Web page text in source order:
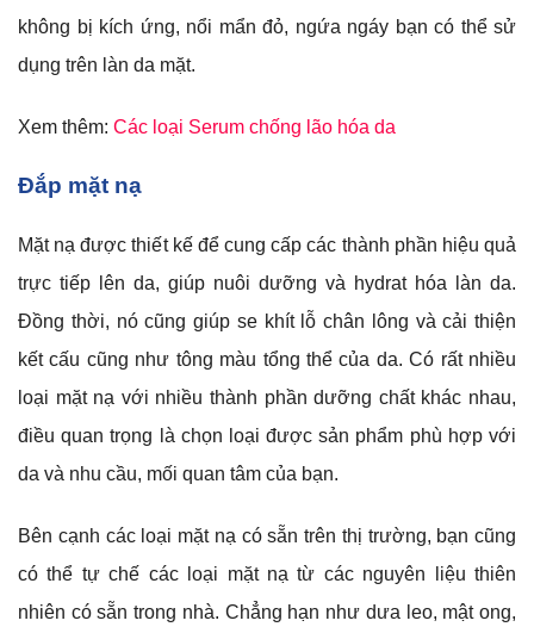
không bị kích ứng, nổi mẩn đỏ, ngứa ngáy bạn có thể sử
dụng trên làn da mặt.
Xem thêm: Các loại Serum chống lão hóa da
Đắp mặt nạ
Mặt nạ được thiết kế để cung cấp các thành phần hiệu quả
trực tiếp lên da, giúp nuôi dưỡng và hydrat hóa làn da.
Đồng thời, nó cũng giúp se khít lỗ chân lông và cải thiện
kết cấu cũng như tông màu tổng thể của da. Có rất nhiều
loại mặt nạ với nhiều thành phần dưỡng chất khác nhau,
điều quan trọng là chọn loại được sản phẩm phù hợp với
da và nhu cầu, mối quan tâm của bạn.
Bên cạnh các loại mặt nạ có sẵn trên thị trường, bạn cũng
có thể tự chế các loại mặt nạ từ các nguyên liệu thiên
nhiên có sẵn trong nhà. Chẳng hạn như dưa leo, mật ong,